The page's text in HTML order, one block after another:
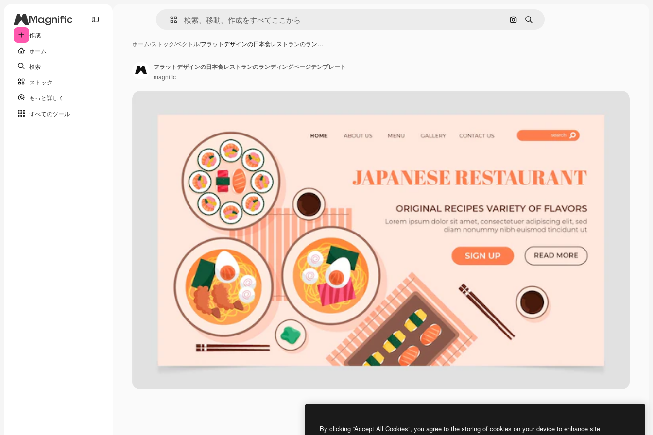
作成
ホーム
検索
ストック
もっと詳しく
すべてのツール
画像で検索
検索
ホーム/ストック/ベクトル/フラットデザインの日本食レストランのラン…
フラットデザインの日本食レストランのランディングページテンプレート
magnific
By clicking “Accept All Cookies”, you agree to the storing of cookies on your device to enhance site